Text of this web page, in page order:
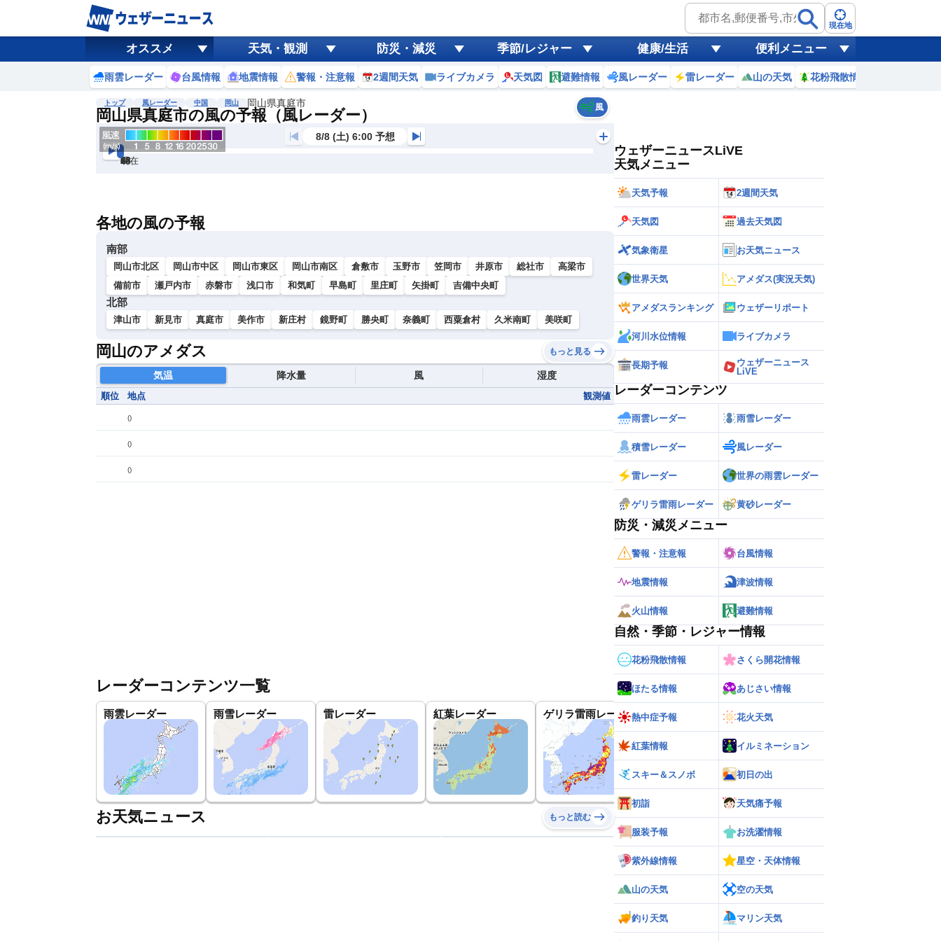
現在地
オススメ 天気・観測 防災・減災 季節/レジャー 健康/生活 便利メニュー
雨雲レーダー 台風情報 地震情報 警報・注意報 2週間天気 ライブカメラ 天気図 避難情報 風レーダー 雷レーダー 山の天気 花粉飛散情報
トップ 風レーダー 中国 岡山 岡山県真庭市
岡山県真庭市の風の予報（風レーダー） 風
風
黄砂
天気 台風
8/8 (土) 6:00 予想
現在
6h
12
24
36
48
60
72
各地の風の予報
南部
岡山市北区 岡山市中区 岡山市東区 岡山市南区 倉敷市 玉野市 笠岡市 井原市 総社市
高梁市
備前市
瀬戸内市 赤磐市 浅口市 和気町 早島町 里庄町 矢掛町 吉備中央町
北部
津山市 新見市 真庭市 美作市 新庄村 鏡野町 勝央町 奈義町 西粟倉村 久米南町 美咲町
岡山のアメダス もっと見る
気温 降水量 風 湿度
順位 地点 観測値
()
()
()
レーダーコンテンツ一覧
雨雲レーダー 雨雪レーダー 雷レーダー 紅葉レーダー ゲリラ雷雨レーダー 世界の雨雲レーダー
お天気ニュース もっと読む
ウェザーニュースLiVE
天気メニュー
天気予報 2週間天気
天気図 過去天気図
気象衛星 お天気ニュース
世界天気 アメダス(実況天気)
アメダスランキング ウェザーリポート
河川水位情報 ライブカメラ
長期予報
ウェザーニュース
LiVE
レーダーコンテンツ
雨雲レーダー 雨雪レーダー
積雪レーダー 風レーダー
雷レーダー 世界の雨雲レーダー
ゲリラ雷雨レーダー 黄砂レーダー
防災・減災メニュー
警報・注意報 台風情報
地震情報 津波情報
火山情報 避難情報
自然・季節・レジャー情報
花粉飛散情報 さくら開花情報
ほたる情報 あじさい情報
熱中症予報 花火天気
紅葉情報 イルミネーション
スキー＆スノボ 初日の出
初詣 天気痛予報
服装予報 お洗濯情報
紫外線情報 星空・天体情報
山の天気 空の天気
釣り天気 マリン天気